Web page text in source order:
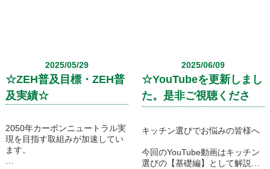
2025/05/29
☆ZEH普及目標・ZEH普
及実績☆
2050年カーボンニュートラル実
現を目指す取組みが加速してい
ます。
2025/06/09
☆YouTubeを更新しまし
た。是非ご視聴くださ
キッチン選びでお悩みの皆様へ
今回のYouTube動画はキッチン
選びの【基礎編】として解説さ